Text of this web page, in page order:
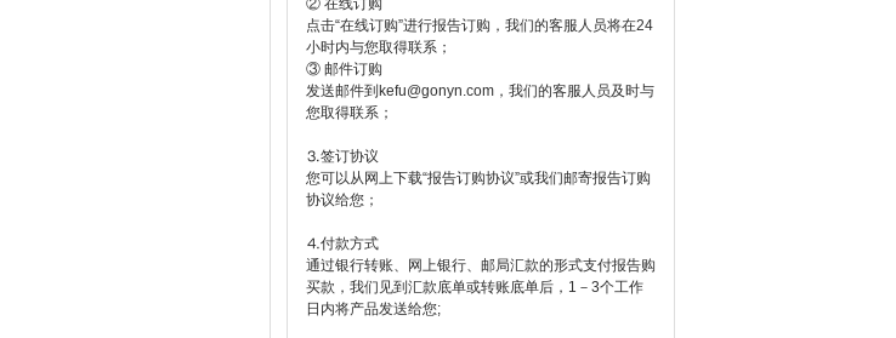
② 在线订购
点击“在线订购”进行报告订购，我们的客服人员将在24
小时内与您取得联系；
③ 邮件订购
发送邮件到kefu@gonyn.com，我们的客服人员及时与
您取得联系；
⒊签订协议
您可以从网上下载“报告订购协议”或我们邮寄报告订购
协议给您；
⒋付款方式
通过银行转账、网上银行、邮局汇款的形式支付报告购
买款，我们见到汇款底单或转账底单后，1－3个工作
日内将产品发送给您;